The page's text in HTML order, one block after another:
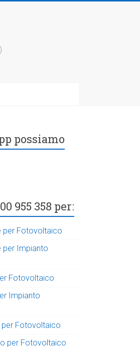
possiamo
955 358 per:
per Fotovoltaico
per Impianto
Fotovoltaico
Impianto
Fotovoltaico
per Fotovoltaico